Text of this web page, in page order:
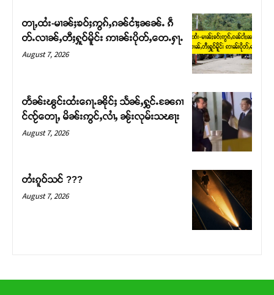
တႃႇႁႂ်ႈသဵင်ၵၢင်ၸႂ်ၵူၼ်းမိူင်း ၵူႈတီႈၵူႈလႅၼ်ပေႃးတေၸွ
တ်ႇ တူဝ်ႈလုမ်ႈၾႃႉၼၼ်ႉ ၶဝ်ႈႁူမ်ႈၵမ်ႉထႅမ် ၸုမ်းၶၢ
ဝ်ႇၽူႈတွႆႇႁွၵ်ႈ လႆႈယူႇၶႃႈဢေႃႈ။
တႃႇထႆး-မၢၼ်ႈၶဝ်ႈဢွၵ်ႇၵၼ်ငၢႆႈၼၼ်ႉ ၵဵ
တ်ႉလၢၼ်ႇတီႈႁူဝ်မိူင်း ဢၢၼ်းပိုတ်ႇတေႉႁႃႉ
August 7, 2026
တႅၼ်းၽွင်းထႆးၵေႃႉၼိုင်ႈ သႅၼ်ႇႁွင်ႉၼႄၵၢ
င်ၸႂ်တေႃႇ မိၼ်းဢွင်ႇလၢႆႇ ၼႂ်းလုမ်းသၽႃး
August 7, 2026
တႆးၵူဝ်သင် ???
August 7, 2026